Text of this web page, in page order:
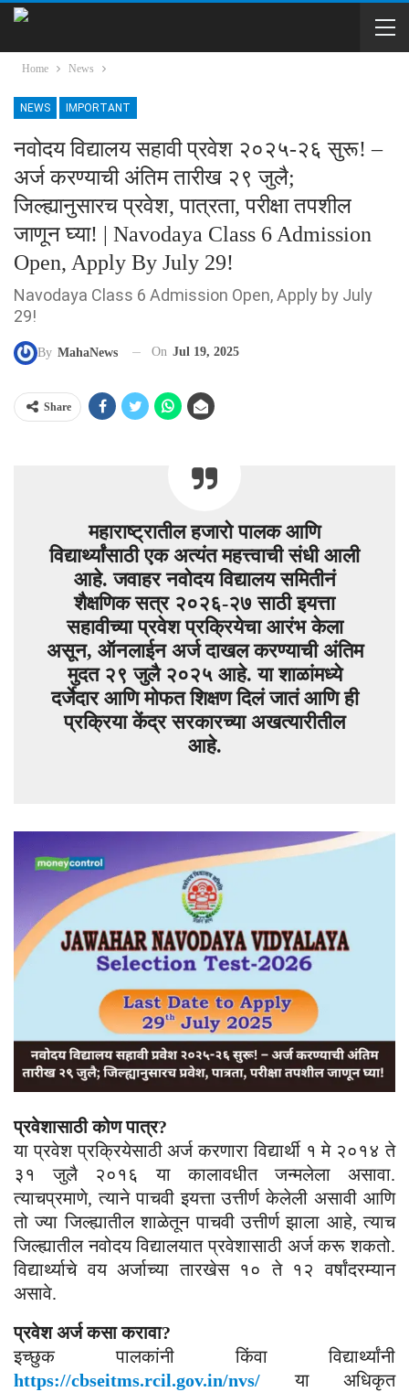
Home News
NEWS IMPORTANT
नवोदय विद्यालय सहावी प्रवेश २०२५-२६ सुरू! –
अर्ज करण्याची अंतिम तारीख २९ जुलै;
जिल्ह्यानुसारच प्रवेश, पात्रता, परीक्षा तपशील
जाणून घ्या! | Navodaya Class 6 Admission
Open, Apply By July 29!
Navodaya Class 6 Admission Open, Apply by July
29!
By MahaNews On Jul 19, 2025
Share
महाराष्ट्रातील हजारो पालक आणि
विद्यार्थ्यांसाठी एक अत्यंत महत्त्वाची संधी आली
आहे. जवाहर नवोदय विद्यालय समितीनं
शैक्षणिक सत्र २०२६-२७ साठी इयत्ता
सहावीच्या प्रवेश प्रक्रियेचा आरंभ केला
असून, ऑनलाईन अर्ज दाखल करण्याची अंतिम
मुदत २९ जुलै २०२५ आहे. या शाळांमध्ये
दर्जेदार आणि मोफत शिक्षण दिलं जातं आणि ही
प्रक्रिया केंद्र सरकारच्या अखत्यारीतील
आहे.
प्रवेशासाठी कोण पात्र?
या प्रवेश प्रक्रियेसाठी अर्ज करणारा विद्यार्थी १ मे २०१४ ते
३१ जुलै २०१६ या कालावधीत जन्मलेला असावा.
त्याचप्रमाणे, त्याने पाचवी इयत्ता उत्तीर्ण केलेली असावी आणि
तो ज्या जिल्ह्यातील शाळेतून पाचवी उत्तीर्ण झाला आहे, त्याच
जिल्ह्यातील नवोदय विद्यालयात प्रवेशासाठी अर्ज करू शकतो.
विद्यार्थ्याचे वय अर्जाच्या तारखेस १० ते १२ वर्षांदरम्यान
असावे.
प्रवेश अर्ज कसा करावा?
इच्छुक पालकांनी किंवा विद्यार्थ्यांनी
https://cbseitms.rcil.gov.in/nvs/ या अधिकृत